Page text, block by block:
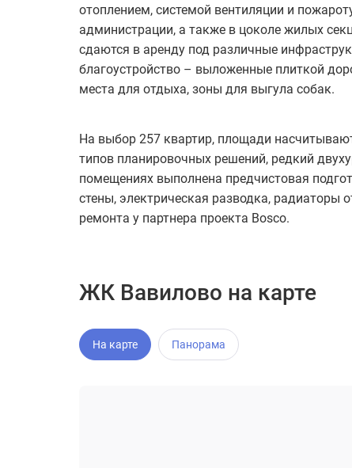
отоплением, системой вентиляции и
администрации, а также в цоколе жилых
сдаются в аренду под различные
благоустройство – выложенные плиткой
места для отдыха, зоны для выгула собак.
На выбор 257 квартир, площади
типов планировочных решений, редкий
помещениях выполнена предчистовая
стены, электрическая разводка, радиаторы
ремонта у партнера проекта Bosco.
ЖК Вавилово на карте
На карте Панорама